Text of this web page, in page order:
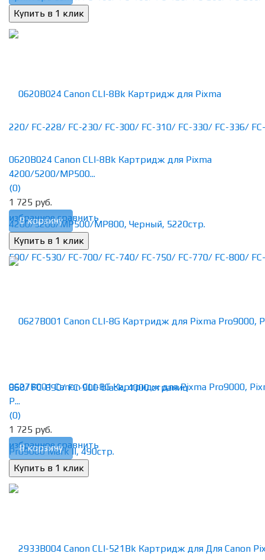
избранное сравнить
0620B024 Canon CLI-8Bk Картридж для Pixma
4200/5200/MP500...
(0)
1 725 руб.
В корзину
избранное сравнить
0627B001 Canon CLI-8G Картридж для Pixma Pro9000,
P...
(0)
1 725 руб.
В корзину